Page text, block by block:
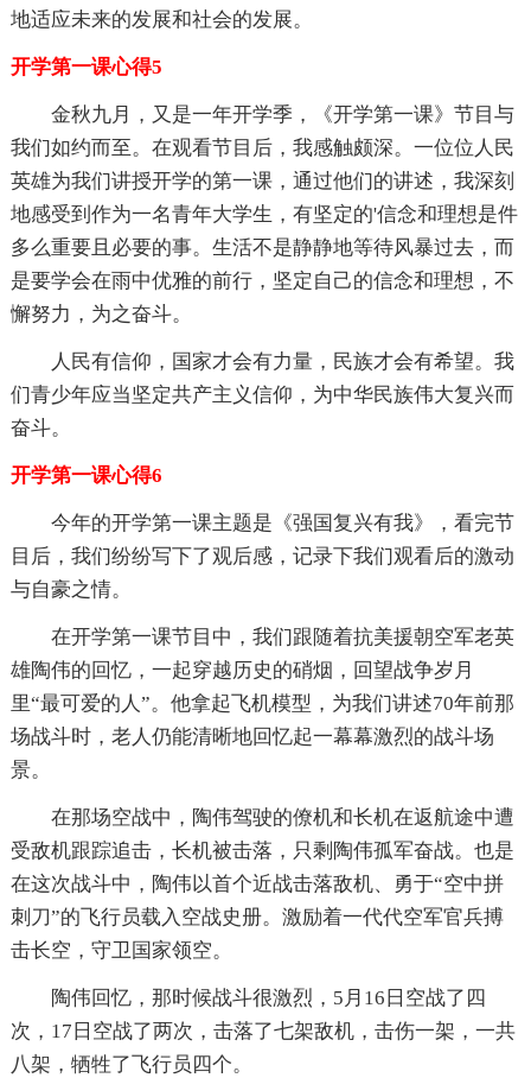
地适应未来的发展和社会的发展。
开学第一课心得5
金秋九月，又是一年开学季，《开学第一课》节目与
我们如约而至。在观看节目后，我感触颇深。一位位人民
英雄为我们讲授开学的第一课，通过他们的讲述，我深刻
地感受到作为一名青年大学生，有坚定的'信念和理想是件
多么重要且必要的事。生活不是静静地等待风暴过去，而
是要学会在雨中优雅的前行，坚定自己的信念和理想，不
懈努力，为之奋斗。
人民有信仰，国家才会有力量，民族才会有希望。我
们青少年应当坚定共产主义信仰，为中华民族伟大复兴而
奋斗。
开学第一课心得6
今年的开学第一课主题是《强国复兴有我》，看完节
目后，我们纷纷写下了观后感，记录下我们观看后的激动
与自豪之情。
在开学第一课节目中，我们跟随着抗美援朝空军老英
雄陶伟的回忆，一起穿越历史的硝烟，回望战争岁月
里“最可爱的人”。他拿起飞机模型，为我们讲述70年前那
场战斗时，老人仍能清晰地回忆起一幕幕激烈的战斗场
景。
在那场空战中，陶伟驾驶的僚机和长机在返航途中遭
受敌机跟踪追击，长机被击落，只剩陶伟孤军奋战。也是
在这次战斗中，陶伟以首个近战击落敌机、勇于“空中拼
刺刀”的飞行员载入空战史册。激励着一代代空军官兵搏
击长空，守卫国家领空。
陶伟回忆，那时候战斗很激烈，5月16日空战了四
次，17日空战了两次，击落了七架敌机，击伤一架，一共
八架，牺牲了飞行员四个。